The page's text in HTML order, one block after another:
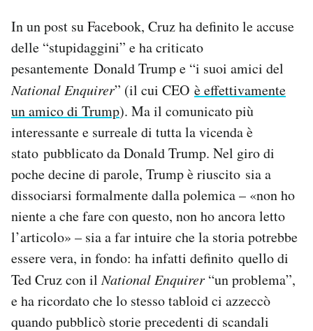
In un post su Facebook, Cruz ha definito le accuse
delle “stupidaggini” e ha criticato
pesantemente Donald Trump e “i suoi amici del
National Enquirer” (il cui CEO è effettivamente
un amico di Trump). Ma il comunicato più
interessante e surreale di tutta la vicenda è
stato pubblicato da Donald Trump. Nel giro di
poche decine di parole, Trump è riuscito sia a
dissociarsi formalmente dalla polemica – «non ho
niente a che fare con questo, non ho ancora letto
l’articolo» – sia a far intuire che la storia potrebbe
essere vera, in fondo: ha infatti definito quello di
Ted Cruz con ilNational Enquirer “un problema”,
e ha ricordato che lo stesso tabloid ci azzeccò
quando pubblicò storie precedenti di scandali